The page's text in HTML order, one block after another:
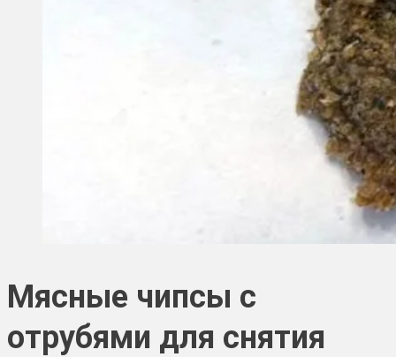
Мясные чипсы с
отрубями для снятия